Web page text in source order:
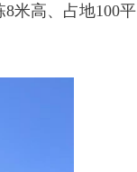
米高、占地100平